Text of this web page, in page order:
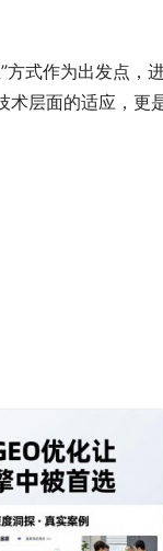
式作为出发点
层面的适应，更